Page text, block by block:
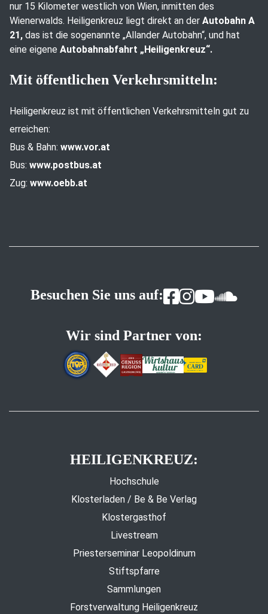
nur 15 Kilometer westlich von Wien, inmitten des
Wienerwalds. Heiligenkreuz liegt direkt an der Autobahn A
21, das ist die sogenannte „Allander Autobahn“, und hat
eine eigene Autobahnabfahrt „Heiligenkreuz“.
Mit öffentlichen Verkehrsmitteln:
Heiligenkreuz ist mit öffentlichen Verkehrsmitteln gut zu
erreichen:
Bus & Bahn: www.vor.at
Bus: www.postbus.at
Zug: www.oebb.at
Besuchen Sie uns auf:
Wir sind Partner von:
HEILIGENKREUZ:
Hochschule
Klosterladen / Be & Be Verlag
Klostergasthof
Livestream
Priesterseminar Leopoldinum
Stiftspfarre
Sammlungen
Forstverwaltung Heiligenkreuz